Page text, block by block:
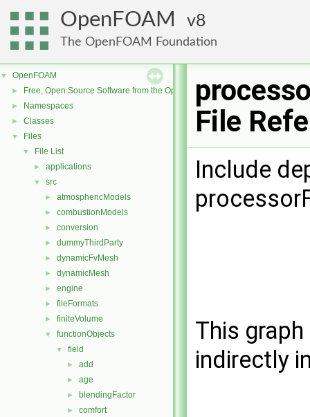
OpenFOAM 8
The OpenFOAM Foundation
▼ OpenFOAM
► Free, Open Source Software from the OpenFOAM Foundation
► Namespaces
► Classes
▼ Files
▼ File List
► applications
▼ src
► atmosphericModels
► combustionModels
► conversion
► dummyThirdParty
► dynamicFvMesh
► dynamicMesh
► engine
► fileFormats
► finiteVolume
▼ functionObjects
▼ field
► add
► age
► blendingFactor
► comfort
File
Include
This
indirectly